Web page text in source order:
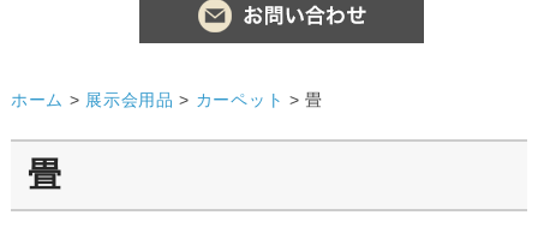
ホーム > 展示会用品 > カーペット >畳
畳